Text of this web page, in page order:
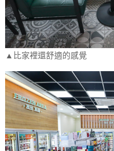
▲比家裡還舒適的感覺